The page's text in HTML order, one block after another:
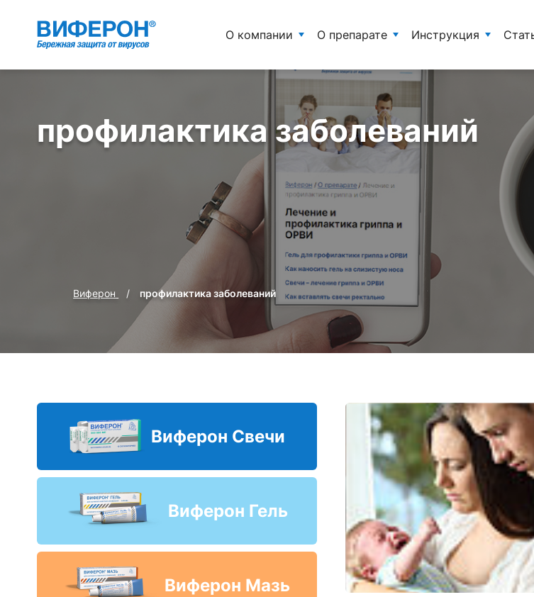
О компании О препарате Инструкция
профилактика заболеваний
Виферон профилактика заболеваний
Виферон Свечи
Виферон Гель
Виферон Мазь